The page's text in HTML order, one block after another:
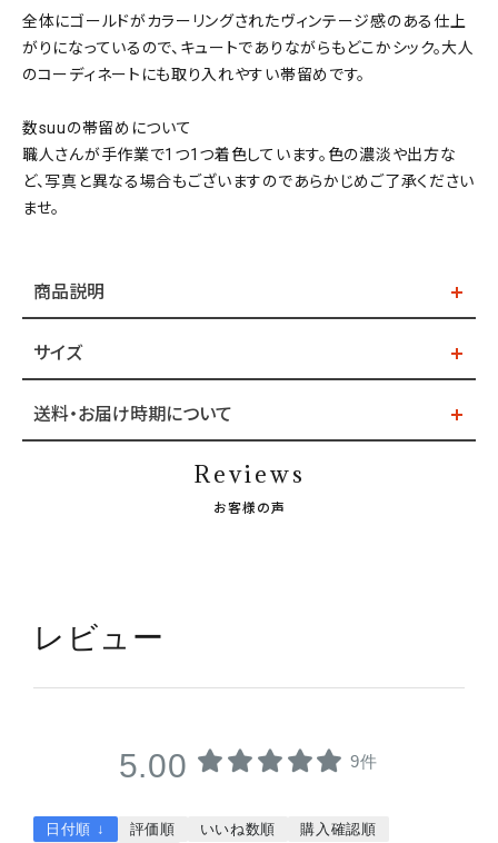
全体にゴールドがカラーリングされたヴィンテージ感のある仕上
がりになっているので、キュートでありながらもどこかシック。大人
のコーディネートにも取り入れやすい帯留めです。
数suuの帯留めについて
職人さんが手作業で1つ1つ着色しています。色の濃淡や出方な
ど、写真と異なる場合もございますのであらかじめご了承ください
ませ。
商品説明
サイズ
送料・お届け時期について
Reviews
お客様の声
レビュー
5.00 9件
日付順 ↓ 評価順 いいね数順 購入確認順